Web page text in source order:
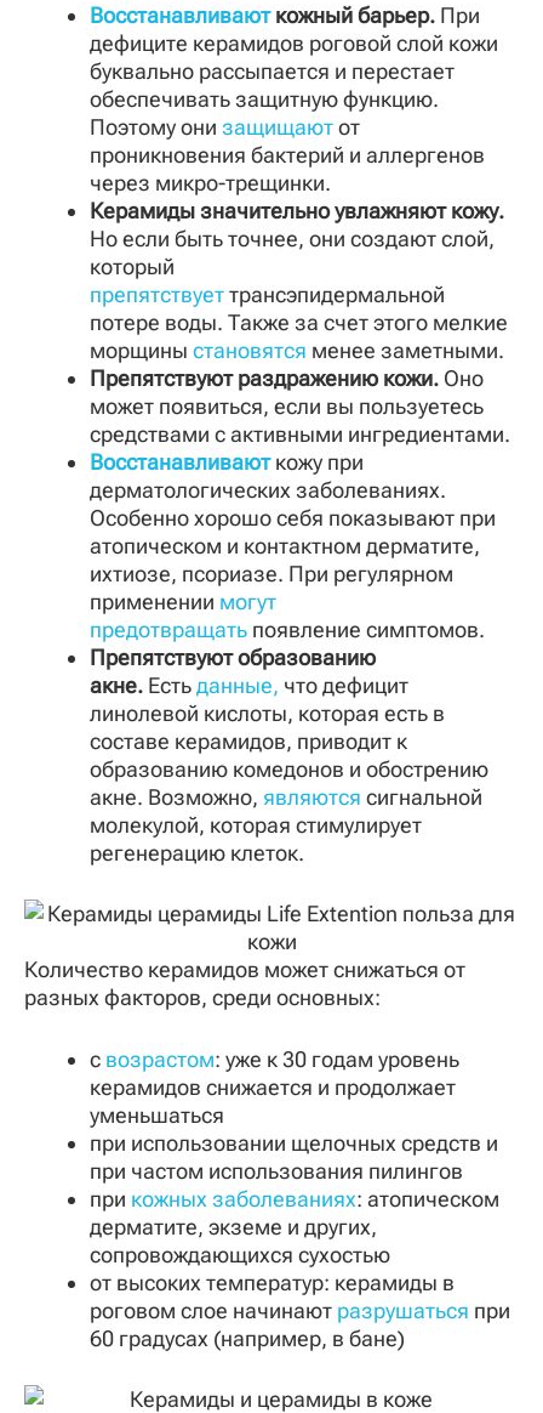
Восстанавливаюткожный барьер. При
дефиците керамидов роговой слой кожи
буквально рассыпается и перестает
обеспечивать защитную функцию.
Поэтому они защищаютот
проникновения бактерий и аллергенов
через микро-трещинки.
Керамиды значительно увлажняют кожу.
Но если быть точнее, они создают слой,
который
препятствуеттрансэпидермальной
потере воды. Также за счет этого мелкие
морщины становятся менее заметными.
Препятствуют раздражению кожи. Оно
может появиться, если вы пользуетесь
средствами с активными ингредиентами.
Восстанавливаюткожу при
дерматологических заболеваниях.
Особенно хорошо себя показывают при
атопическом и контактном дерматите,
ихтиозе, псориазе. При регулярном
применении могут
предотвращать появление симптомов.
Препятствуют образованию
акне. Естьданные, что дефицит
линолевой кислоты, которая есть в
составе керамидов, приводит к
образованию комедонов и обострению
акне. Возможно, являются сигнальной
молекулой, которая стимулирует
регенерацию клеток.
Количество керамидов может снижаться от
разных факторов, среди основных:
с возрастом: уже к 30 годам уровень
керамидов снижается и продолжает
уменьшаться
при использовании щелочных средств и
при частом использования пилингов
при кожных заболеваниях: атопическом
дерматите, экземе и других,
сопровождающихся сухостью
от высоких температур: керамиды в
роговом слое начинают разрушаться при
60 градусах (например, в бане)